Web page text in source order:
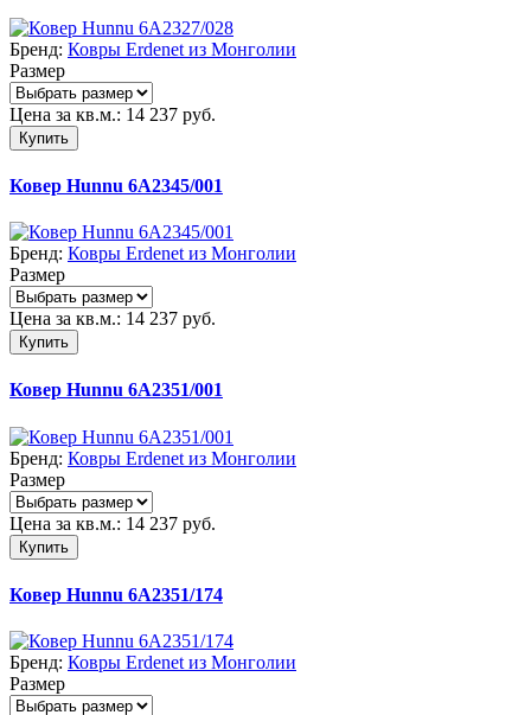
Бренд: Ковры Erdenet из Монголии
Размер
Цена за кв.м.: 14 237 руб.
Купить
Ковер Hunnu 6A2345/001
Бренд: Ковры Erdenet из Монголии
Размер
Цена за кв.м.: 14 237 руб.
Купить
Ковер Hunnu 6A2351/001
Бренд: Ковры Erdenet из Монголии
Размер
Цена за кв.м.: 14 237 руб.
Купить
Ковер Hunnu 6A2351/174
Бренд: Ковры Erdenet из Монголии
Размер